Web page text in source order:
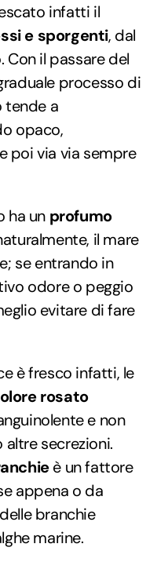
infatti il
e sporgenti, dal
Con il passare del
processo di
tende a
opaco,
poi via via sempre
ha un profumo
il mare
se entrando in
odore o peggio
evitare di fare
è fresco infatti, le
rosato
e non
secrezioni.
è un fattore
appena o da
branchie
marine.